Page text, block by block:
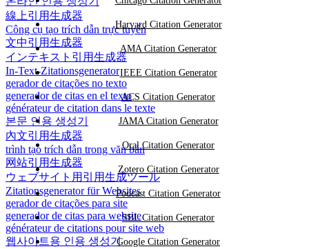
線上引用生成器
Công cụ tạo trích dẫn trực tuyến
文中引用生成器
インテキスト引用生成器
In-Text-Zitationsgenerator
gerador de citações no texto
generador de citas en el texto
générateur de citation dans le texte
본문 인용 생성기
內文引用生成器
trình tạo trích dẫn trong văn bản
网站引用生成器
ウェブサイト用引用生成ツール
Zitationsgenerator für Websites
gerador de citações para site
generador de citas para website
générateur de citations pour site web
웹사이트용 인용 생성기
Harvard Citation Generator
AMA Citation Generator
IEEE Citation Generator
ACS Citation Generator
JAMA Citation Generator
Oral Citation Generator
Zotero Citation Generator
Podcast Citation Generator
SBL Citation Generator
Google Citation Generator